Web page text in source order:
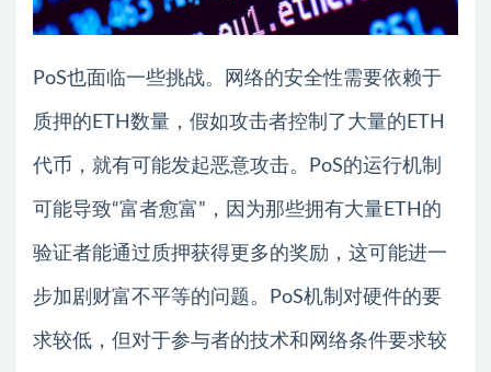
PoS也面临一些挑战。网络的安全性需要依赖于
质押的ETH数量，假如攻击者控制了大量的ETH
代币，就有可能发起恶意攻击。PoS的运行机制
可能导致“富者愈富”，因为那些拥有大量ETH的
验证者能通过质押获得更多的奖励，这可能进一
步加剧财富不平等的问题。PoS机制对硬件的要
求较低，但对于参与者的技术和网络条件要求较